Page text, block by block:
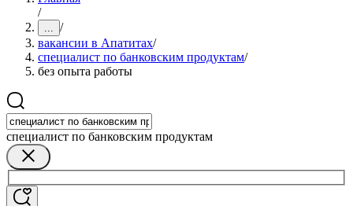
/
... /
вакансии в Апатитах/
специалист по банковским продуктам/
без опыта работы
специалист по банковским продуктам